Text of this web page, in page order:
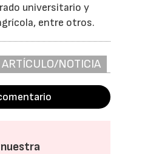
universitario y
entre otros.
NOTICIA